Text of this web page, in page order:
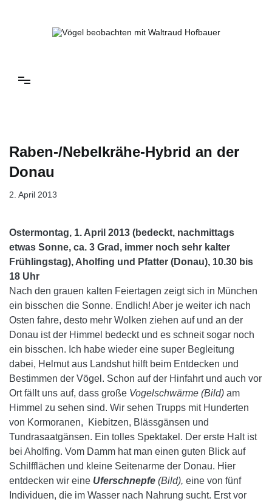
Raben-/Nebelkrähe-Hybrid an der
Donau
2. April 2013
Ostermontag, 1. April 2013 (bedeckt, nachmittags
etwas Sonne, ca. 3 Grad, immer noch sehr kalter
Frühlingstag), Aholfing und Pfatter (Donau), 10.30 bis
18 Uhr
Nach den grauen kalten Feiertagen zeigt sich in München
ein bisschen die Sonne. Endlich! Aber je weiter ich nach
Osten fahre, desto mehr Wolken ziehen auf und an der
Donau ist der Himmel bedeckt und es schneit sogar noch
ein bisschen. Ich habe wieder eine super Begleitung
dabei, Helmut aus Landshut hilft beim Entdecken und
Bestimmen der Vögel. Schon auf der Hinfahrt und auch vor
Ort fällt uns auf, dass große Vogelschwärme (Bild) am
Himmel zu sehen sind. Wir sehen Trupps mit Hunderten
von Kormoranen, Kiebitzen, Blässgänsen und
Tundrasaatgänsen. Ein tolles Spektakel. Der erste Halt ist
bei Aholfing. Vom Damm hat man einen guten Blick auf
Schilfflächen und kleine Seitenarme der Donau. Hier
entdecken wir eine Uferschnepfe (Bild), eine von fünf
Individuen, die im Wasser nach Nahrung sucht. Erst vor